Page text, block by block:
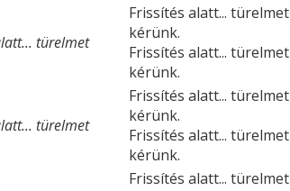
türelmet
Frissítés alatt... türelmet
kérünk.
Frissítés alatt... türelmet
kérünk.
türelmet
Frissítés alatt... türelmet
kérünk.
Frissítés alatt... türelmet
kérünk.
Frissítés alatt... türelmet